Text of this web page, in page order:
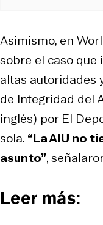
Asimismo, en
sobre el caso que
altas autoridades
de Integridad del
inglés) por El
sola. “La AIU no
asunto”,
Leer más: